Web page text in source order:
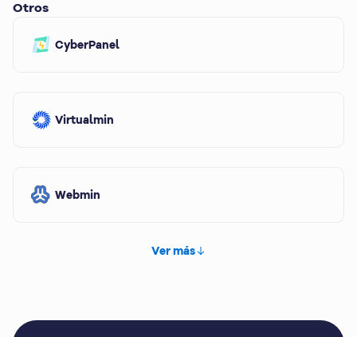
Otros
CyberPanel
Virtualmin
Webmin
Ver más